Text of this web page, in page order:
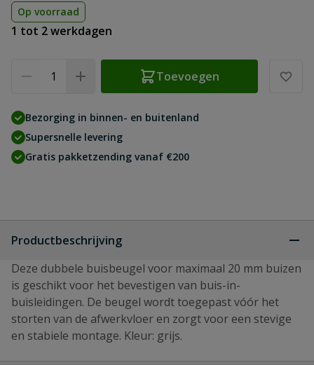
Op voorraad
1 tot 2 werkdagen
Toevoegen
Bezorging in binnen- en buitenland
Supersnelle levering
Gratis pakketzending vanaf €200
Productbeschrijving
Deze dubbele buisbeugel voor maximaal 20 mm buizen
is geschikt voor het bevestigen van buis-in-
buisleidingen. De beugel wordt toegepast vóór het
storten van de afwerkvloer en zorgt voor een stevige
en stabiele montage. Kleur: grijs.